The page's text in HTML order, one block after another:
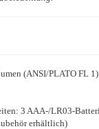
(ANSI/PLATO FL 1)
3 AAA-/LR03-
erhältlich)